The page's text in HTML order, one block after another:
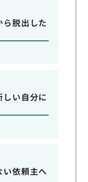
脱出した
い自分に
依頼主へ